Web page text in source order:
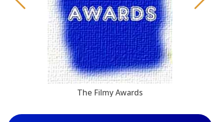
The Filmy Awards